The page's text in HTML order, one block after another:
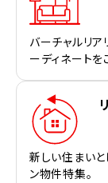
バーチャルリア
ーディネートを
新しい住まいと
ン物件特集。